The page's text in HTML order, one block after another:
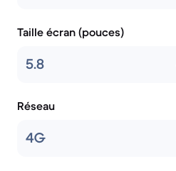
Taille écran (pouces)
5.8
Réseau
4G